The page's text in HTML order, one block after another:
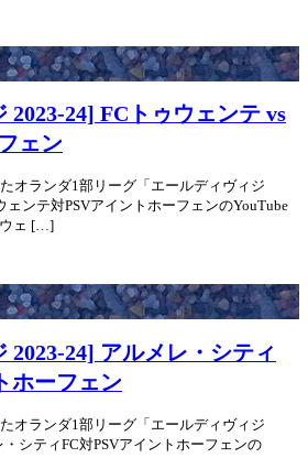
2023-24] FCトゥウェンテ vs
ェン
オランダ1部リーグ「エールディヴィジ
ェンテ対PSVアイントホーフェンのYouTube
ウェ […]
2023-24] アルメレ・シティ
ホーフェン
オランダ1部リーグ「エールディヴィジ
シティFC対PSVアイントホーフェンの